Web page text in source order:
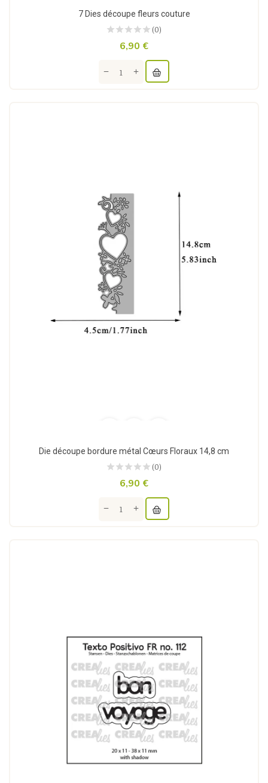
7 Dies découpe fleurs couture
(0)
6,90 €
Die découpe bordure métal Cœurs Floraux 14,8 cm
(0)
6,90 €